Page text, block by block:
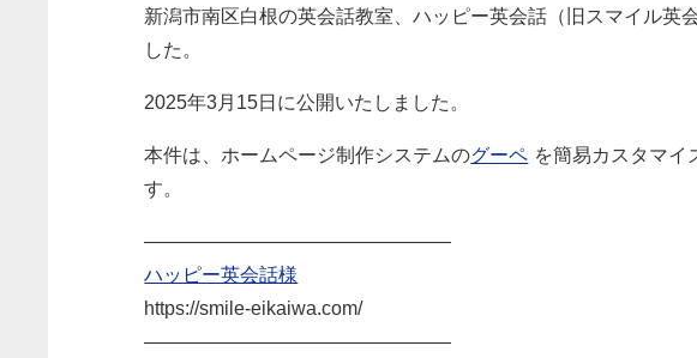
新潟市南区白根の英会話教室、ハッピー英会話（旧スマイル英
した。
2025年3月15日に公開いたしました。
本件は、ホームページ制作システムのグーペ を簡易カスタマイ
す。
————————————————
ハッピー英会話様
https://smile-eikaiwa.com/
————————————————